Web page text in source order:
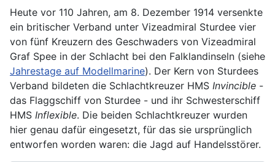
Heute vor 110 Jahren, am 8. Dezember 1914 versenkte
ein britischer Verband unter Vizeadmiral Sturdee vier
von fünf Kreuzern des Geschwaders von Vizeadmiral
Graf Spee in der Schlacht bei den Falklandinseln (siehe
Jahrestage auf Modellmarine). Der Kern von Sturdees
Verband bildeten die Schlachtkreuzer HMS Invincible -
das Flaggschiff von Sturdee - und ihr Schwesterschiff
HMS Inflexible. Die beiden Schlachtkreuzer wurden
hier genau dafür eingesetzt, für das sie ursprünglich
entworfen worden waren: die Jagd auf Handelsstörer.